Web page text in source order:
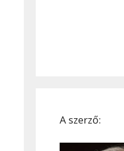
A szerző: